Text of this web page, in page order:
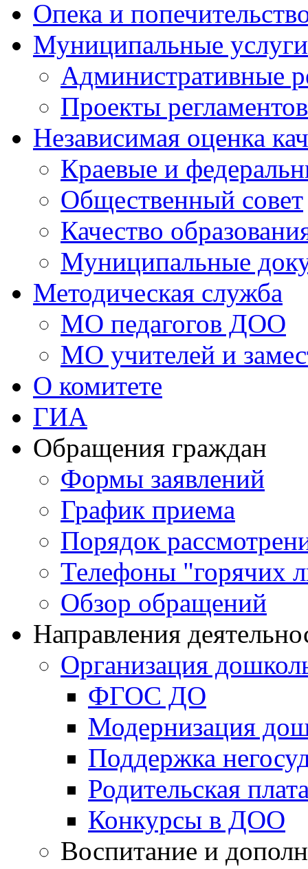
Опека и
Муниципальные услуги
Административные
Проекты регламентов
Независимая оценка
Краевые и
Общественный совет
Качество
Муниципальные
Методическая служба
МО педагогов ДОО
МО учителей и
О комитете
ГИА
Обращения граждан
Формы заявлений
График приема
Порядок
Телефоны "горячих
Обзор обращений
Направления
Организация
ФГОС ДО
Модернизация
Поддержка
Родительская
Конкурсы в ДОО
Воспитание и